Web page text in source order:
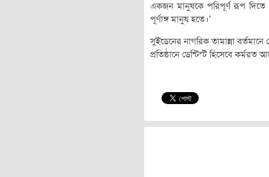
একজন মানুষকে পরিপূর্ণ রূপ দিতে
পূর্ণাঙ্গ মানুষ হতে।’
সুইডেনের নাগরিক তামান্না
প্রতিষ্ঠানে ডেন্টিস্ট হিসেবে কর্মরত